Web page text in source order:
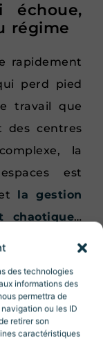
des technologies
informations des
permettra de
ou les ID
retirer son
caractéristiques
échoue,
régime
rapidement
perd pied
travail que
des centres
la
est
la gestion
chaotique…
perte de
le monde
du
punition
lors de
😃